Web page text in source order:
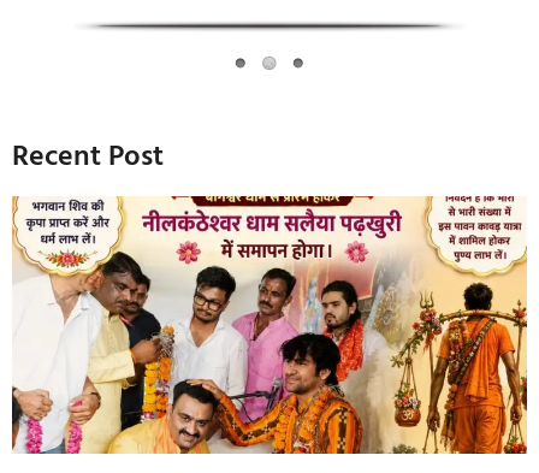
Recent Post